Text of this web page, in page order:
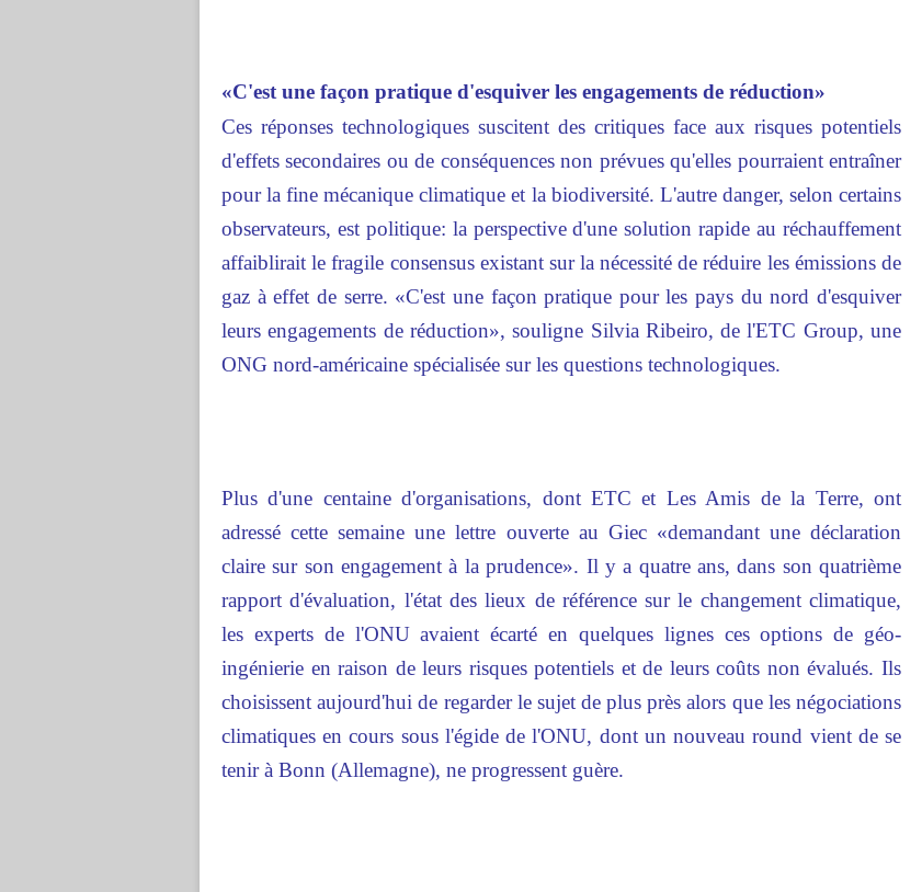
«C'est une façon pratique d'esquiver les engagements de réduction»
Ces réponses technologiques suscitent des critiques face aux risques potentiels
d'effets secondaires ou de conséquences non prévues qu'elles pourraient entraîner
pour la fine mécanique climatique et la biodiversité. L'autre danger, selon certains
observateurs, est politique: la perspective d'une solution rapide au réchauffement
affaiblirait le fragile consensus existant sur la nécessité de réduire les émissions de
gaz à effet de serre. «C'est une façon pratique pour les pays du nord d'esquiver
leurs engagements de réduction», souligne Silvia Ribeiro, de l'ETC Group, une
ONG nord-américaine spécialisée sur les questions technologiques.
Plus d'une centaine d'organisations, dont ETC et Les Amis de la Terre, ont
adressé cette semaine une lettre ouverte au Giec «demandant une déclaration
claire sur son engagement à la prudence». Il y a quatre ans, dans son quatrième
rapport d'évaluation, l'état des lieux de référence sur le changement climatique,
les experts de l'ONU avaient écarté en quelques lignes ces options de géo-
ingénierie en raison de leurs risques potentiels et de leurs coûts non évalués. Ils
choisissent aujourd'hui de regarder le sujet de plus près alors que les négociations
climatiques en cours sous l'égide de l'ONU, dont un nouveau round vient de se
tenir à Bonn (Allemagne), ne progressent guère.